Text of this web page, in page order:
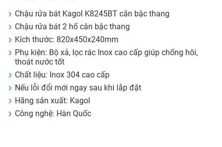
Chậu rửa bát Kagol K8245BT cân bậc thang
Chậu rửa bát 2 hố cân bậc thang
Kích thước: 820x450x240mm
Phụ kiện: Bộ xả, lọc rác Inox cao cấp giúp chống hôi,
thoát nước tốt
Chất liệu: Inox 304 cao cấp
Nếu lỗi đổi mới ngay sau khi lắp đặt
Hãng sản xuất: Kagol
Công nghệ: Hàn Quốc